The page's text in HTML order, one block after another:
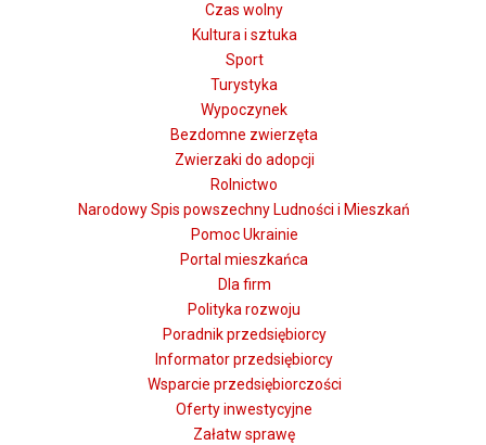
Czas wolny
Kultura i sztuka
Sport
Turystyka
Wypoczynek
Bezdomne zwierzęta
Zwierzaki do adopcji
Rolnictwo
Narodowy Spis powszechny Ludności i Mieszkań
Pomoc Ukrainie
Portal mieszkańca
Dla firm
Polityka rozwoju
Poradnik przedsiębiorcy
Informator przedsiębiorcy
Wsparcie przedsiębiorczości
Oferty inwestycyjne
Załatw sprawę